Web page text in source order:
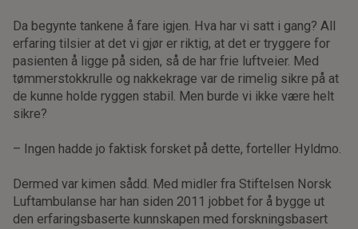
Da begynte tankene å fare igjen. Hva har vi satt i gang? All
erfaring tilsier at det vi gjør er riktig, at det er tryggere for
pasienten å ligge på siden, så de har frie luftveier. Med
tømmerstokkrulle og nakkekrage var de rimelig sikre på at
de kunne holde ryggen stabil. Men burde vi ikke være helt
sikre?
– Ingen hadde jo faktisk forsket på dette, forteller Hyldmo.
Dermed var kimen sådd. Med midler fra Stiftelsen Norsk
Luftambulanse har han siden 2011 jobbet for å bygge ut
den erfaringsbaserte kunnskapen med forskningsbasert